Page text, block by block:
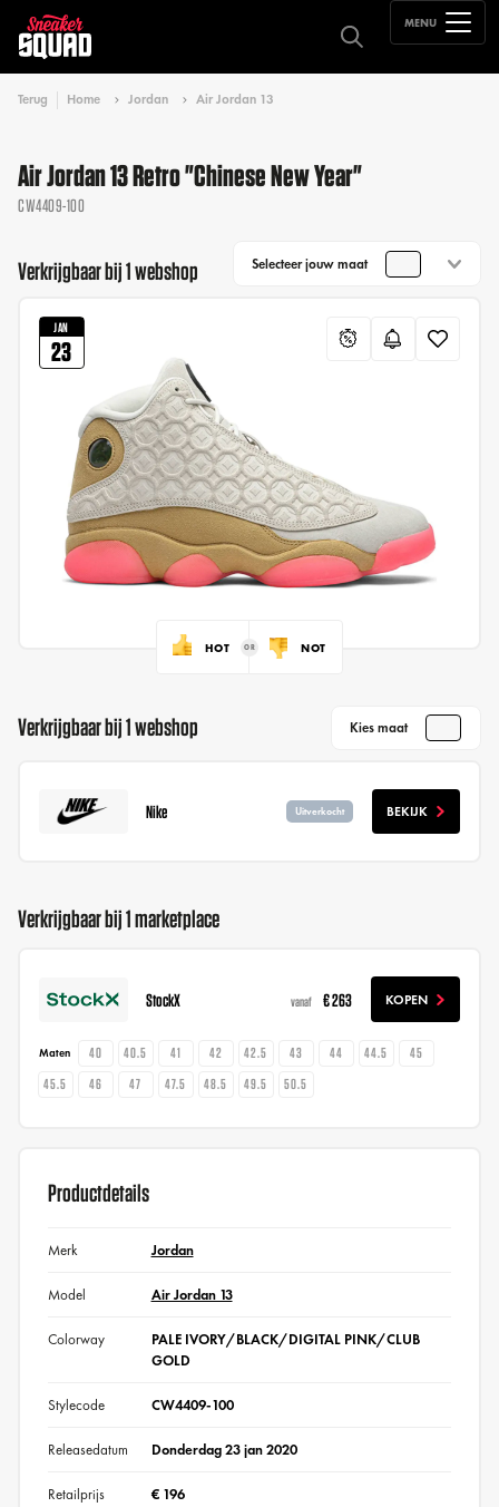
MENU
Terug Home Jordan Air Jordan 13
Air Jordan 13 Retro "Chinese New Year"
CW4409-100
Verkrijgbaar bij 1 webshop Selecteer jouw maat
JAN
23
HOT NOT
Verkrijgbaar bij 1 webshop Kies maat
Nike Uitverkocht BEKIJK
Verkrijgbaar bij 1 marketplace
StockX vanaf € 263 KOPEN
Maten 40 40.5 41 42 42.5 43 44 44.5
45
45.5
46 47 47.5 48.5 49.5 50.5
Productdetails
Merk Jordan
Model Air Jordan 13
Colorway
PALE IVORY/BLACK/DIGITAL PINK/CLUB
GOLD
Stylecode CW4409-100
Releasedatum Donderdag 23 jan 2020
Retailprijs € 196